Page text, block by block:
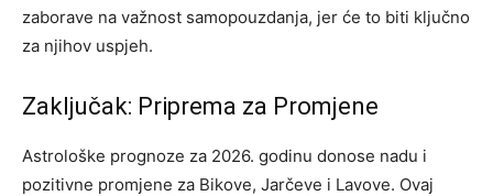
zaborave na važnost samopouzdanja, jer će to biti ključno
za njihov uspjeh.
Zaključak: Priprema za Promjene
Astrološke prognoze za 2026. godinu donose nadu i
pozitivne promjene za Bikove, Jarčeve i Lavove. Ovaj